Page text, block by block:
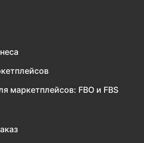
маркетплейсов: FBO и FBS